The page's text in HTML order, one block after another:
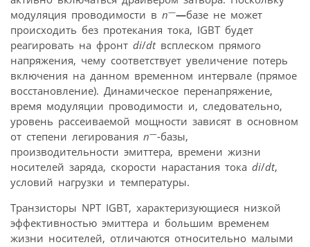
модуляция проводимости в n——базе не может
происходить без протекания тока, IGBT будет
реагировать на фронт di/dtвсплеском прямого
напряжения, чему соответствует увеличение потерь
включения на данном временном интервале (прямое
восстановление). Динамическое перенапряжение,
время модуляции проводимости и, следовательно,
уровень рассеиваемой мощности зависят в основном
от степени легирования n—-базы,
производительности эмиттера, времени жизни
носителей заряда, скорости нарастания тока di/dt,
условий нагрузки и температуры.
Транзисторы NPT IGBT, характеризующиеся низкой
эффективностью эмиттера и большим временем
жизни носителей, отличаются относительно малыми